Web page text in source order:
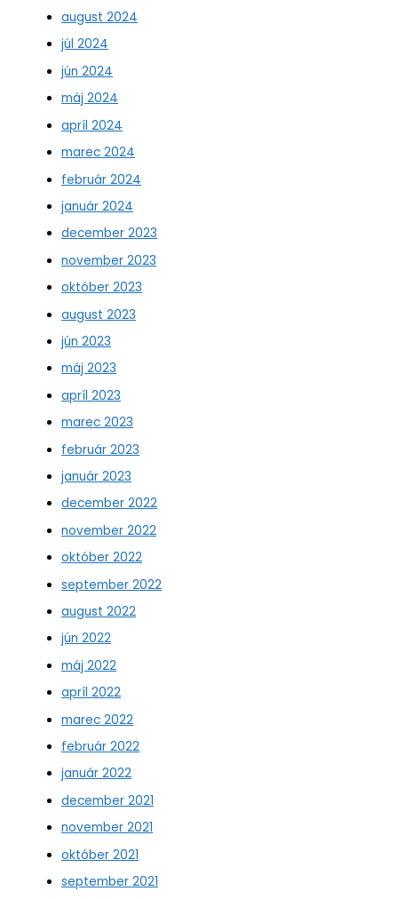
august 2024
júl 2024
jún 2024
máj 2024
apríl 2024
marec 2024
február 2024
január 2024
december 2023
november 2023
október 2023
august 2023
jún 2023
máj 2023
apríl 2023
marec 2023
február 2023
január 2023
december 2022
november 2022
október 2022
september 2022
august 2022
jún 2022
máj 2022
apríl 2022
marec 2022
február 2022
január 2022
december 2021
november 2021
október 2021
september 2021